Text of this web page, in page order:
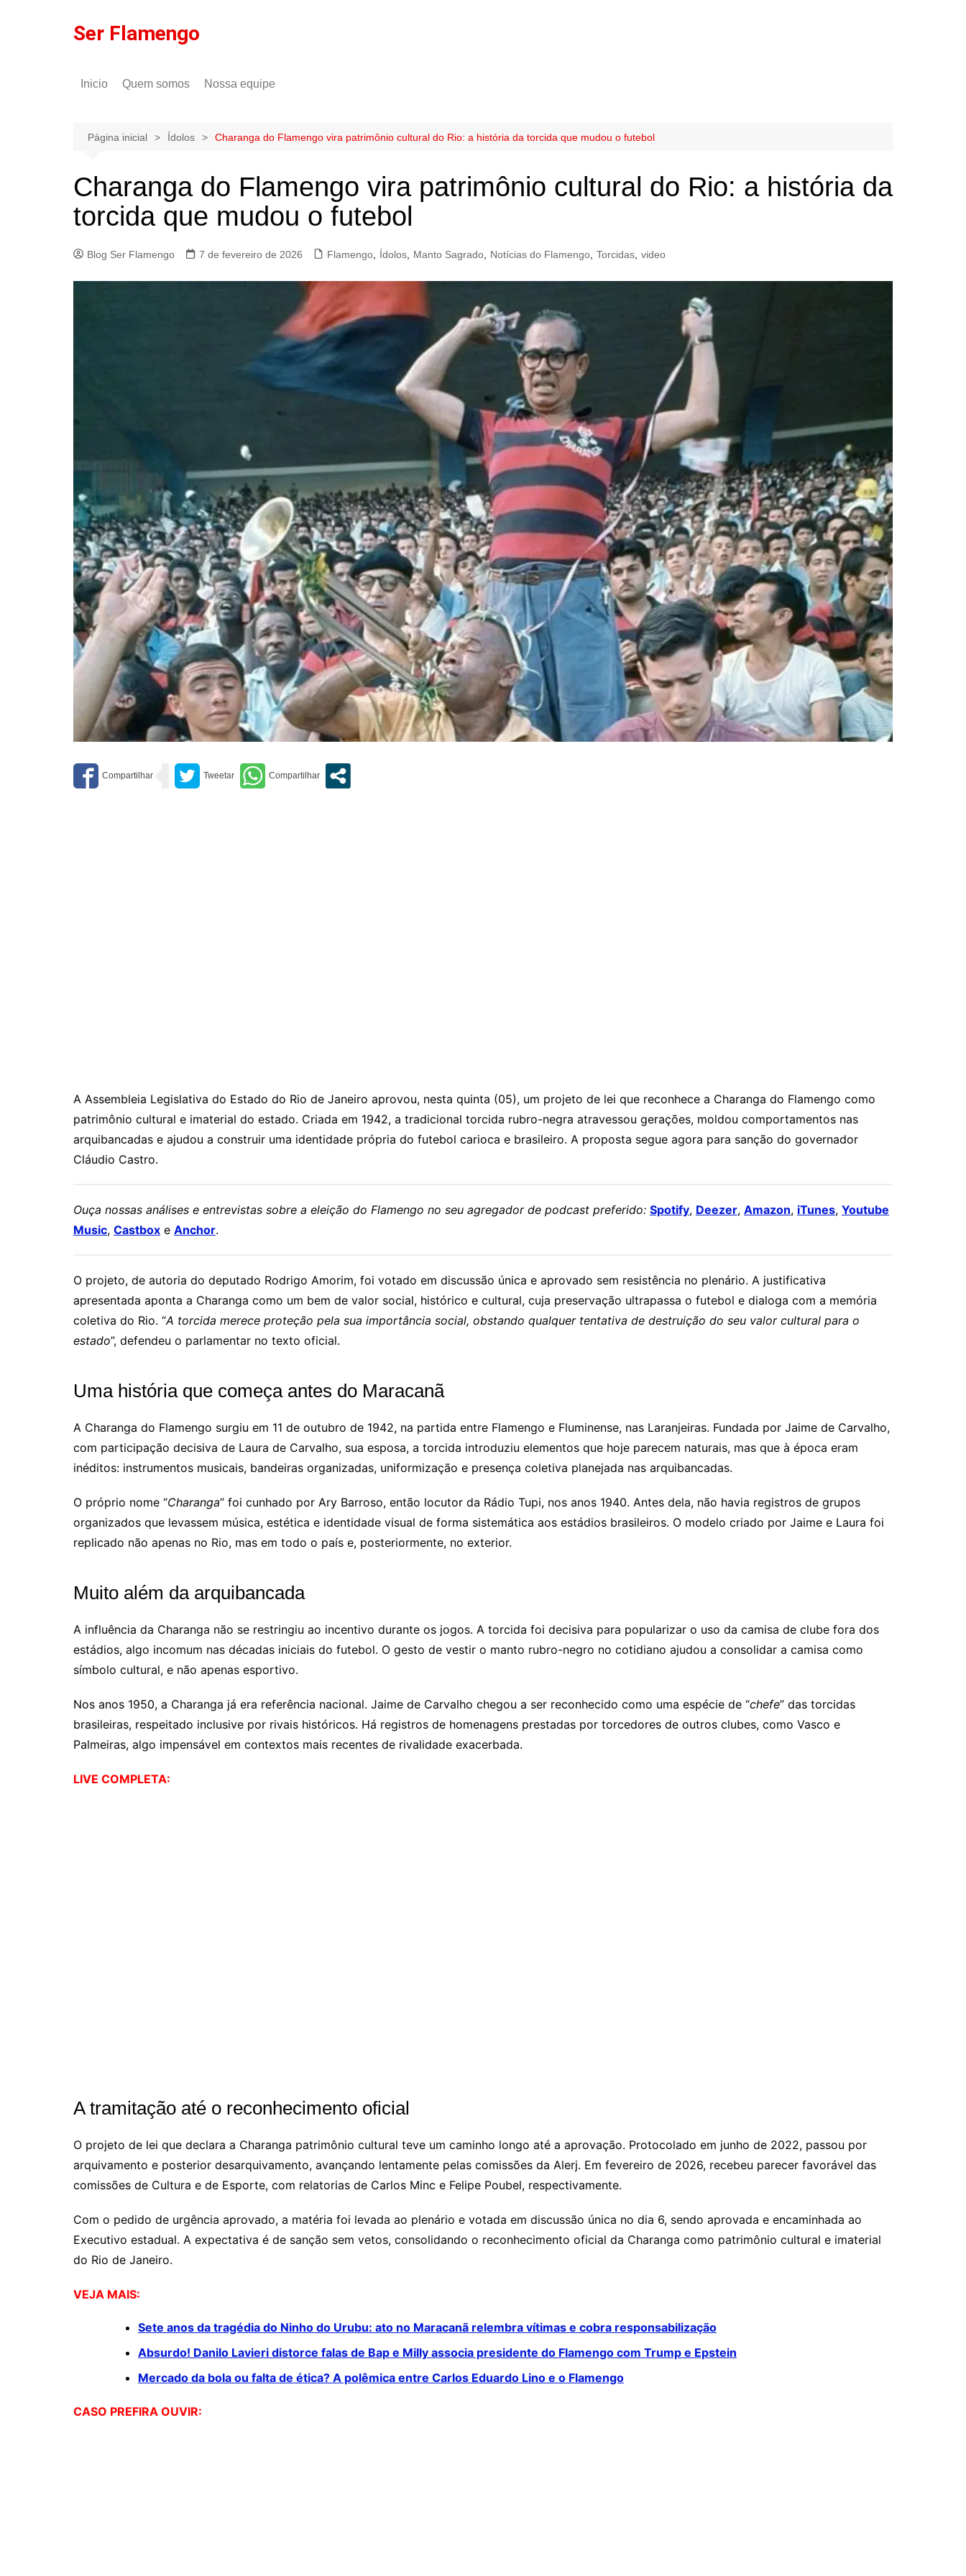
Ser Flamengo
Inicio Quem somos
Política de privacidade
Nossa equipe
Gilson Lima
Página inicial Ídolos Charanga do Flamengo vira patrimônio cultural do Rio: a história da torcida que mudou o futebol
Charanga do Flamengo vira patrimônio cultural do Rio: a história da
torcida que mudou o futebol
Blog Ser Flamengo 7 de fevereiro de 2026 Flamengo Ídolos Manto Sagrado Notícias do Flamengo Torcidas video
A Assembleia Legislativa do Estado do Rio de Janeiro aprovou, nesta quinta (05), um projeto de lei que reconhece a Charanga do Flamengo como
patrimônio cultural e imaterial do estado. Criada em 1942, a tradicional torcida rubro-negra atravessou gerações, moldou comportamentos nas
arquibancadas e ajudou a construir uma identidade própria do futebol carioca e brasileiro. A proposta segue agora para sanção do governador
Cláudio Castro.
Ouça nossas análises e entrevistas sobre a eleição do Flamengo no seu agregador de podcast preferido: Spotify, Deezer, Amazon, iTunes, Youtube
Music, Castbox e Anchor.
O projeto, de autoria do deputado Rodrigo Amorim, foi votado em discussão única e aprovado sem resistência no plenário. A justificativa
apresentada aponta a Charanga como um bem de valor social, histórico e cultural, cuja preservação ultrapassa o futebol e dialoga com a memória
coletiva do Rio. “A torcida merece proteção pela sua importância social, obstando qualquer tentativa de destruição do seu valor cultural para o
estado”, defendeu o parlamentar no texto oficial.
Uma história que começa antes do Maracanã
A Charanga do Flamengo surgiu em 11 de outubro de 1942, na partida entre Flamengo e Fluminense, nas Laranjeiras. Fundada por Jaime de Carvalho,
com participação decisiva de Laura de Carvalho, sua esposa, a torcida introduziu elementos que hoje parecem naturais, mas que à época eram
inéditos: instrumentos musicais, bandeiras organizadas, uniformização e presença coletiva planejada nas arquibancadas.
O próprio nome “Charanga” foi cunhado por Ary Barroso, então locutor da Rádio Tupi, nos anos 1940. Antes dela, não havia registros de grupos
organizados que levassem música, estética e identidade visual de forma sistemática aos estádios brasileiros. O modelo criado por Jaime e Laura foi
replicado não apenas no Rio, mas em todo o país e, posteriormente, no exterior.
Muito além da arquibancada
A influência da Charanga não se restringiu ao incentivo durante os jogos. A torcida foi decisiva para popularizar o uso da camisa de clube fora dos
estádios, algo incomum nas décadas iniciais do futebol. O gesto de vestir o manto rubro-negro no cotidiano ajudou a consolidar a camisa como
símbolo cultural, e não apenas esportivo.
Nos anos 1950, a Charanga já era referência nacional. Jaime de Carvalho chegou a ser reconhecido como uma espécie de “chefe” das torcidas
brasileiras, respeitado inclusive por rivais históricos. Há registros de homenagens prestadas por torcedores de outros clubes, como Vasco e
Palmeiras, algo impensável em contextos mais recentes de rivalidade exacerbada.
LIVE COMPLETA:
A tramitação até o reconhecimento oficial
O projeto de lei que declara a Charanga patrimônio cultural teve um caminho longo até a aprovação. Protocolado em junho de 2022, passou por
arquivamento e posterior desarquivamento, avançando lentamente pelas comissões da Alerj. Em fevereiro de 2026, recebeu parecer favorável das
comissões de Cultura e de Esporte, com relatorias de Carlos Minc e Felipe Poubel, respectivamente.
Com o pedido de urgência aprovado, a matéria foi levada ao plenário e votada em discussão única no dia 6, sendo aprovada e encaminhada ao
Executivo estadual. A expectativa é de sanção sem vetos, consolidando o reconhecimento oficial da Charanga como patrimônio cultural e imaterial
do Rio de Janeiro.
VEJA MAIS:
Sete anos da tragédia do Ninho do Urubu: ato no Maracanã relembra vítimas e cobra responsabilização
Absurdo! Danilo Lavieri distorce falas de Bap e Milly associa presidente do Flamengo com Trump e Epstein
Mercado da bola ou falta de ética? A polêmica entre Carlos Eduardo Lino e o Flamengo
CASO PREFIRA OUVIR: